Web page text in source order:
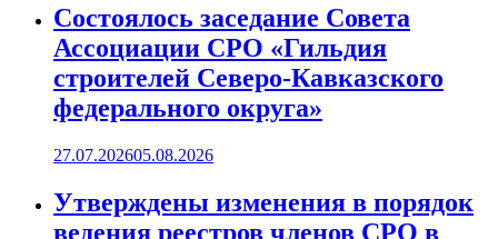
Состоялось заседание Совета
Ассоциации СРО «Гильдия
строителей Северо-Кавказского
федерального округа»
27.07.202605.08.2026
Утверждены изменения в порядок
ведения реестров членов СРО в